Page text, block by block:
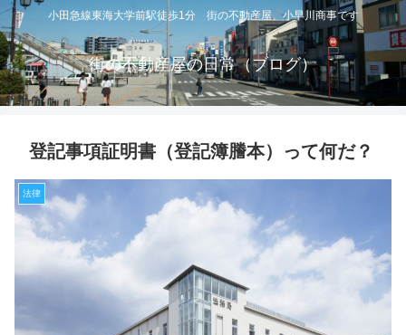
小田急線東海大学前駅徒歩1分 街の不動産屋 小早川商事です
街の不動産屋の日常（ブログ）
登記事項証明書（登記簿謄本）って何だ？
法律